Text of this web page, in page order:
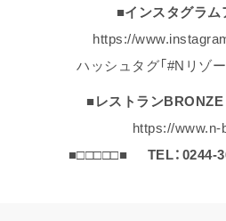
■インスタグラ
https://
ハッシュタグ「#Nリゾ
■レストラン
https://www.n-
■□□□□□■ TEL：0244-